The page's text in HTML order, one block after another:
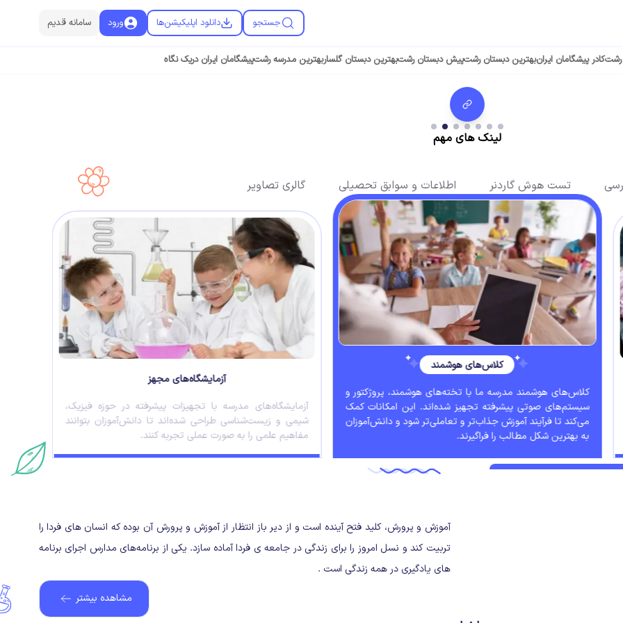
جستجو دانلود اپلیکیشن‌ها ورود سامانه قدیم
رشتکادر پیشگامان ایرانبهترین دبستان رشتپیش دبستان رشتبهترین دبستان گلساربهترین مدرسه رشتپیشگامان ایران دریک نگاه
لینک های مهم
تست هوش گاردنر اطلاعات و سوابق تحصیلی گالری تصاویر
کلاس‌های هوشمند
کلاس‌های هوشمند مدرسه ما با تخته‌های هوشمند، پروژکتور و
سیستم‌های صوتی پیشرفته تجهیز شده‌اند. این امکانات کمک
می‌کند تا فرآیند آموزش جذاب‌تر و تعاملی‌تر شود و دانش‌آموزان
به بهترین شکل مطالب را فراگیرند.
آزمایشگاه‌های مجهز
آزمایشگاه‌های مدرسه با تجهیزات پیشرفته در حوزه فیزیک،
شیمی و زیست‌شناسی طراحی شده‌اند تا دانش‌آموزان بتوانند
مفاهیم علمی را به صورت عملی تجربه کنند.
آموزش و پرورش، کلید فتح آینده است و از دیر باز انتظار از آموزش و پرورش آن بوده که انسان های فردا را
تربیت کند و نسل امروز را برای زندگی در جامعه ی فرداآماده سازد. یکی از برنامه‌های مدارس اجرای برنامه
های یادگیری در همه زندگی است .
مشاهده بیشتر